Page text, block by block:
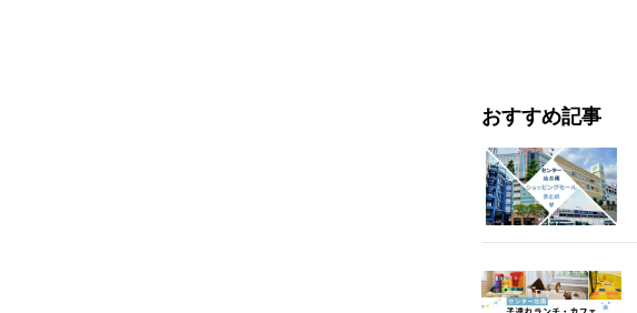
おすすめ記事